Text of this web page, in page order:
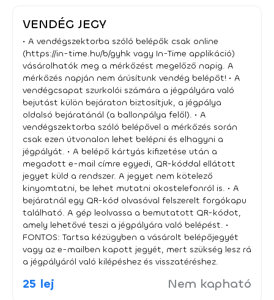
kódot, amely lehetővé teszi a jégpályára való belépést. •
FONTOS: Tartsa kézügyben a vásárolt belépőjegyét vagy
az e-mailben kapott jegyét, mert szükség lesz rá a
jégpályáról való kilépéshez és visszatéréshez. 🟠 VIP
SZEKTOROS BELÉPTETÉS – JEGYINFORMÁCIÓK 🟠 • A VIP
szektorba csak a VIP bérlettel rendelkező személyek
tartozkodhatnak. VIP belépő nincs. • A VIP szektor
számára a jégpályára való bejutást külön bejáraton
biztosítjuk, a jégpálya hátsó bejáratánál (az uszoda felől). •
A VIP szektorba érvényes bérlettel szóló a mérkőzés során
csak ezen útvonalon lehet belépni és elhagyni a jégpályát.
• A bejáratnál egy QR-kód olvasóval felszerelt forgókapu
található. A gép leolvassa a bemutatott QR-kódot, amely
lehetővé teszi a jégpályára való belépést. • FONTOS: Tartsa
kézügyben a bérletet, mert szükség lesz rá a jégpályáról
való kilépéshez és visszatéréshez. 🔴 INFORMATII – BILETE SI
SECTOR GAZDE 🔴 • Intrarea pe patinoar la meciuri este
posibilă doar bilet achizitionat in avans online (https://in-
time.hu/b/gyhk sau aplicatia mobila In-Time), sau la casa
de bilete a patinoarului, respectiv cu abonament de sezon.
• Biletele de intrare și abonamentele au un cod QR unic. •
de la casa de bilete a patinoarului, care este deschis cu o
VENDÉG JEGY
• A vendégszektorba szóló belépők csak online
(https://in-time.hu/b/gyhk vagy In-Time applikáció)
vásárolhatók meg a mérkőzést megelőző napig. A
mérkőzés napján nem árúsítunk vendég belépőt! • A
vendégcsapat szurkolói számára a jégpályára való
bejutást külön bejáraton biztosítjuk, a jégpálya
oldalsó bejáratánál (a ballonpálya felől). • A
vendégszektorba szóló belépővel a mérkőzés során
csak ezen útvonalon lehet belépni és elhagyni a
jégpályát. • A belépő kártyás kifizetése után a
megadott e-mail címre egyedi, QR-kóddal ellátott
jegyet küld a rendszer. A jegyet nem kötelező
kinyomtatni, be lehet mutatni okostelefonról is. • A
bejáratnál egy QR-kód olvasóval felszerelt forgókapu
található. A gép leolvassa a bemutatott QR-kódot,
amely lehetővé teszi a jégpályára való belépést. •
FONTOS: Tartsa kézügyben a vásárolt belépőjegyét
vagy az e-mailben kapott jegyét, mert szükség lesz rá
a jégpályáról való kilépéshez és visszatéréshez.
25 lej Nem kapható